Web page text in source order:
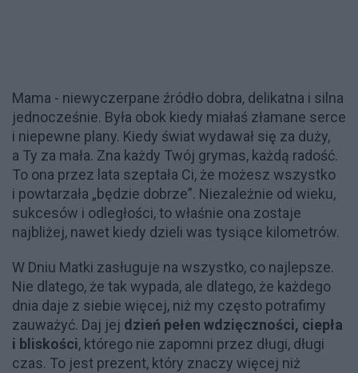
Mama - niewyczerpane źródło dobra, delikatna i silna
jednocześnie. Była obok kiedy miałaś złamane serce
i niepewne plany. Kiedy świat wydawał się za duży,
a Ty za mała. Zna każdy Twój grymas, każdą radość.
To ona przez lata szeptała Ci, że możesz wszystko
i powtarzała „będzie dobrze”. Niezależnie od wieku,
sukcesów i odległości, to właśnie ona zostaje
najbliżej, nawet kiedy dzieli was tysiące kilometrów.
W Dniu Matki zasługuje na wszystko, co najlepsze.
Nie dlatego, że tak wypada, ale dlatego, że każdego
dnia daje z siebie więcej, niż my często potrafimy
zauważyć. Daj jej dzień pełen wdzięczności, ciepła
i bliskości, którego nie zapomni przez długi, długi
czas. To jest prezent, który znaczy więcej niż